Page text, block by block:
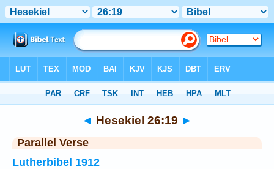
◄ Hesekiel 26:19 ►
Parallel Verse
Lutherbibel 1912